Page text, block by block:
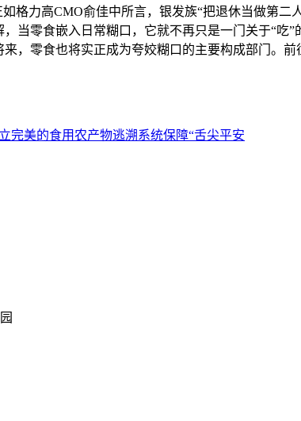
格力高CMO俞佳中所言，银发族“把退休当做第
当零食嵌入日常糊口，它就不再只是一门关于“吃
，零食也将实正成为夸姣糊口的主要构成部门。前
完美的食用农产物逃溯系统保障“舌尖平安